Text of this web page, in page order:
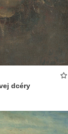
dcéry